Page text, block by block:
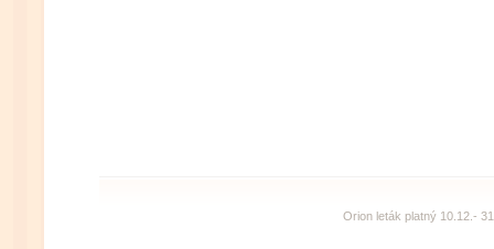
Orion leták platný 10.12.-